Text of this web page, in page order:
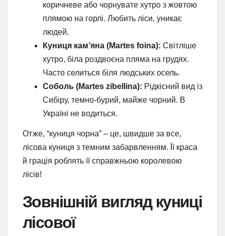
коричневе або чорнувате хутро з жовтою
плямою на горлі. Любить ліси, уникає
людей.
Куниця кам’яна (Martes foina): Світліше
хутро, біла роздвоєна пляма на грудях.
Часто селиться біля людських осель.
Соболь (Martes zibellina): Рідкісний вид із
Сибіру, темно-бурий, майже чорний. В
Україні не водиться.
Отже, “куниця чорна” – це, швидше за все,
лісова куниця з темним забарвленням. Її краса
й грація роблять її справжньою королевою
лісів!
Зовнішній вигляд куниці
лісової